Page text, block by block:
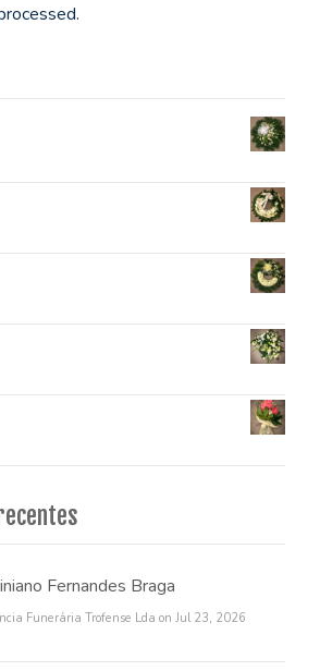
Fernandes Braga
Funerária Trofense Lda on Jul 23, 2026